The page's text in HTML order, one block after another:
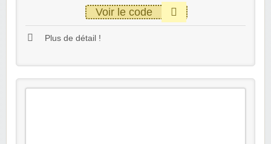
Voir le code
Plus de détail !